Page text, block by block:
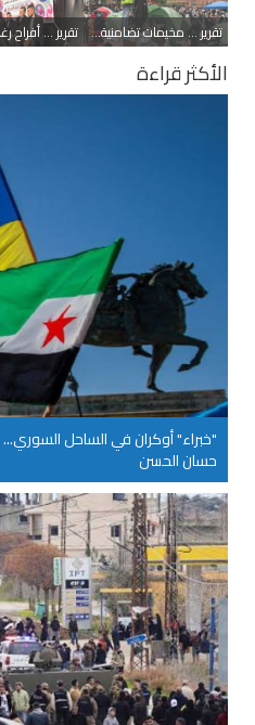
تقرير ... مخيمات تضامنية مع غزة .. الطلاب في الجامعات الأميركية يواصلون احتجاجاتهم
الأكثر قراءة
"خبراء" أوكران في الساحل
حسان الحسن